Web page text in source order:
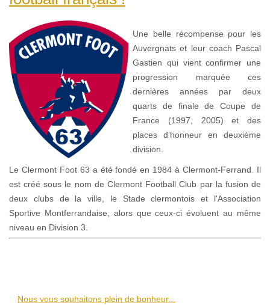
Une belle récompense pour les
Auvergnats et leur coach Pascal
Gastien qui vient confirmer une
progression marquée ces
dernières années par deux
quarts de finale de Coupe de
France (1997, 2005) et des
places d’honneur en deuxième
division.
Le Clermont Foot 63 a été fondé en 1984 à Clermont-Ferrand. Il
est créé sous le nom de Clermont Football Club par la fusion de
deux clubs de la ville, le Stade clermontois et l'Association
Sportive Montferrandaise, alors que ceux-ci évoluent au même
niveau en Division 3.
Nous vous souhaitons plein de bonheur...